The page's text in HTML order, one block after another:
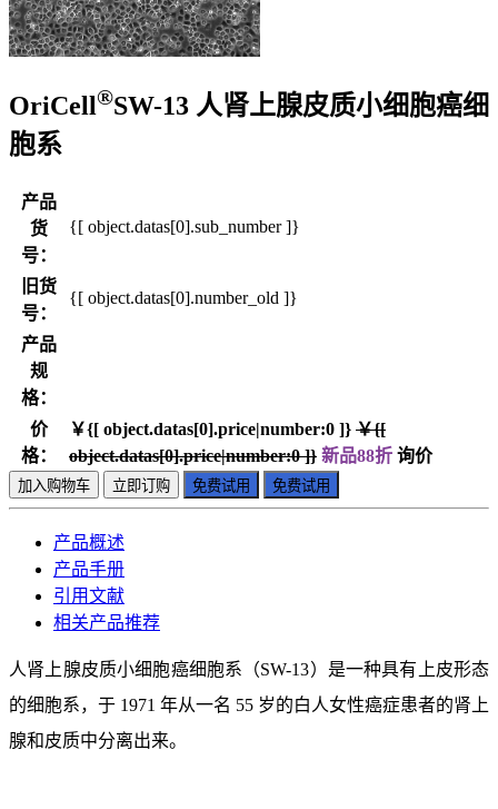
OriCell®SW-13 人肾上腺皮质小细胞癌细
胞系
产品
货
号：
{[ object.datas[0].sub_number ]}
旧货
号：
{[ object.datas[0].number_old ]}
产品
规
格：
价
格：
￥{[ object.datas[0].price|number:0 ]} ￥{[
object.datas[0].price|number:0 ]} 新品88折 询价
加入购物车 立即订购 免费试用 免费试用
产品概述
产品手册
引用文献
相关产品推荐
人肾上腺皮质小细胞癌细胞系（SW-13）是一种具有上皮形态
的细胞系，于 1971 年从一名 55 岁的白人女性癌症患者的肾上
腺和皮质中分离出来。